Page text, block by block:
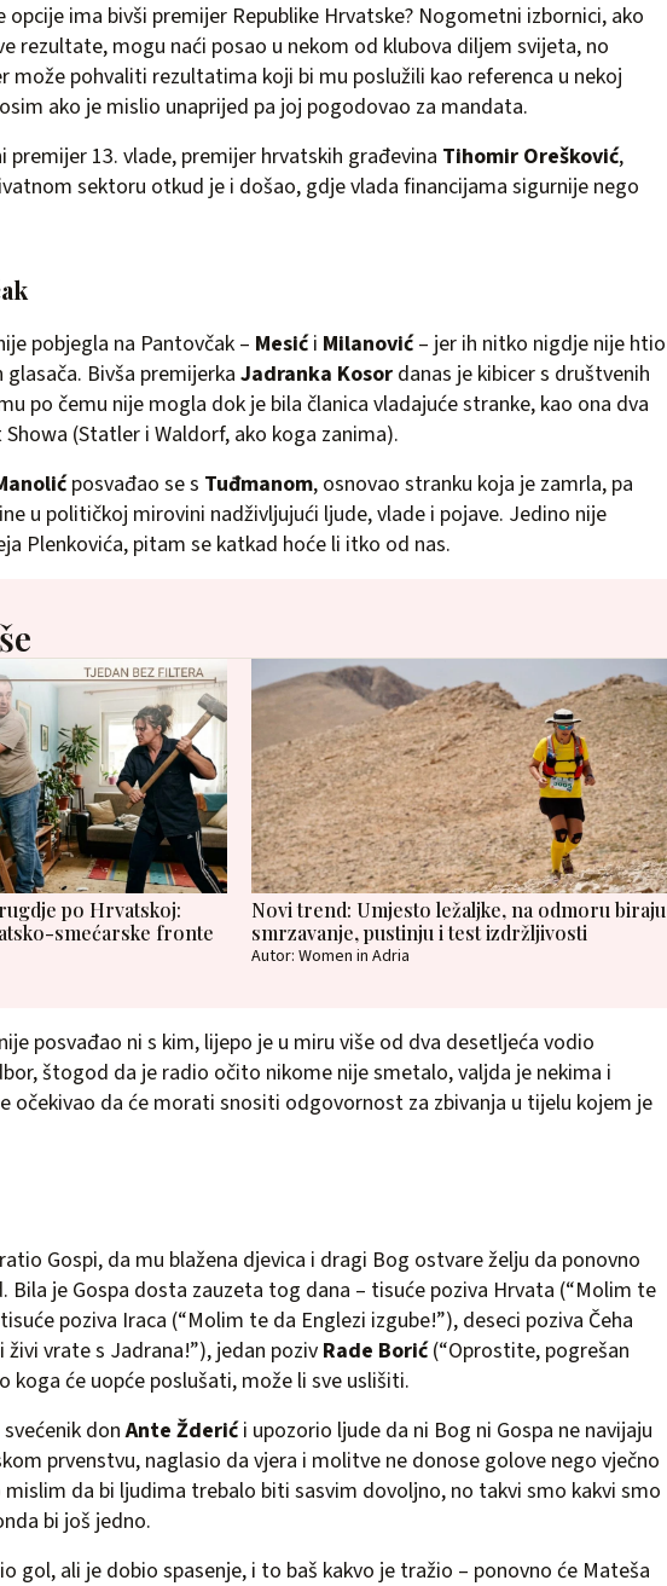
opcije ima bivši premijer Republike Hrvatske? Nogometni izbornici, ako
rezultate, mogu naći posao u nekom od klubova diljem svijeta, no
može pohvaliti rezultatima koji bi mu poslužili kao referenca u nekoj
ako je mislio unaprijed pa joj pogodovao za mandata.
premijer 13. vlade, premijer hrvatskih građevina Tihomir Orešković,
sektoru otkud je i došao, gdje vlada financijama sigurnije nego
pobjegla na Pantovčak – Mesići Milanović– jer ih nitko nigdje nije htio
Bivša premijerka Jadranka Kosor danas je kibicer s društvenih
po čemu nije mogla dok je bila članica vladajuće stranke, kao ona dva
(Statler i Waldorf, ako koga zanima).
posvađao se s Tuđmanom, osnovao stranku koja je zamrla, pa
u političkoj mirovini nadživljujući ljude, vlade i pojave. Jedino nije
Plenkovića, pitam se katkad hoće li itko od nas.
po Hrvatskoj:
smećarske fronte
Novi trend: Umjesto ležaljke, na odmoru biraju
smrzavanje, pustinju i test izdržljivosti
Autor: Women in Adria
posvađao ni s kim, lijepo je u miru više od dva desetljeća vodio
štogod da je radio očito nikome nije smetalo, valjda je nekima i
očekivao da će morati snositi odgovornost za zbivanja u tijelu kojem je
Gospi, da mu blažena djevica i dragi Bog ostvare želju da ponovno
Bila je Gospa dosta zauzeta tog dana – tisuće poziva Hrvata (“Molim te
poziva Iraca (“Molim te da Englezi izgube!”), deseci poziva Čeha
vrate s Jadrana!”), jedan pozivRade Borić(“Oprostite, pogrešan
koga će uopće poslušati, može li sve uslišiti.
donAnte Žderići upozorio ljude da ni Bog ni Gospa ne navijaju
prvenstvu, naglasio da vjera i molitve ne donose golove nego vječno
da bi ljudima trebalo biti sasvim dovoljno, no takvi smo kakvi smo
bi još jedno.
gol, ali je dobio spasenje, i to baš kakvo je tražio – ponovno će Mateša